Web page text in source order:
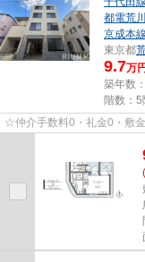
都電荒
京成本線
東京都
9.7万
築年数
階数：5
☆仲介手数料0・礼金0・敷